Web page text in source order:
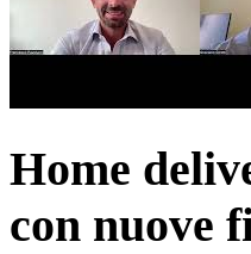
Home
con nuove